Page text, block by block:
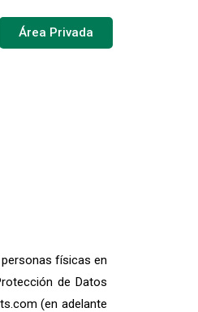
Área Privada
personas físicas en
de Datos
(en adelante